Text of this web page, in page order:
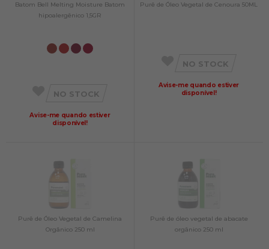
Batom Bell Melting Moisture Batom
hipoalergênico 1,5GR
NO STOCK
Avise-me quando estiver
disponível!
Purê de Óleo Vegetal de Cenoura 50ML
NO STOCK
Avise-me quando estiver
disponível!
Purê de Óleo Vegetal de Camelina
Orgânico 250 ml
Purê de óleo vegetal de abacate
orgânico 250 ml